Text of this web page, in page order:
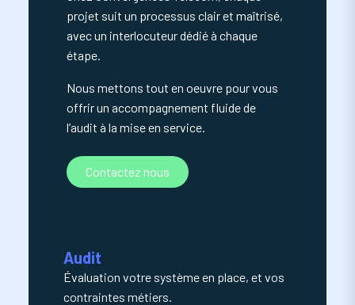
Audit
Évaluation votre système en place, et vos
contraintes métiers.
projet suit un processus clair et maîtrisé,
avec un interlocuteur dédié à chaque
étape.
Nous mettons tout en oeuvre pour vous
offrir un accompagnement fluide de
l’audit à la mise en service.
Contactez nous